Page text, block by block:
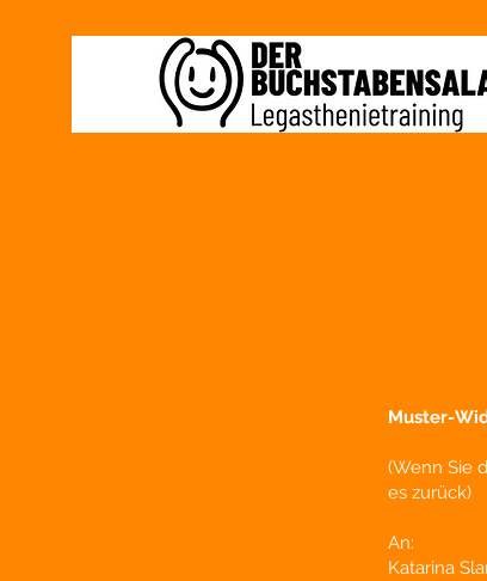
Muster-
(Wenn Sie
es zurück)
An:
Katarina